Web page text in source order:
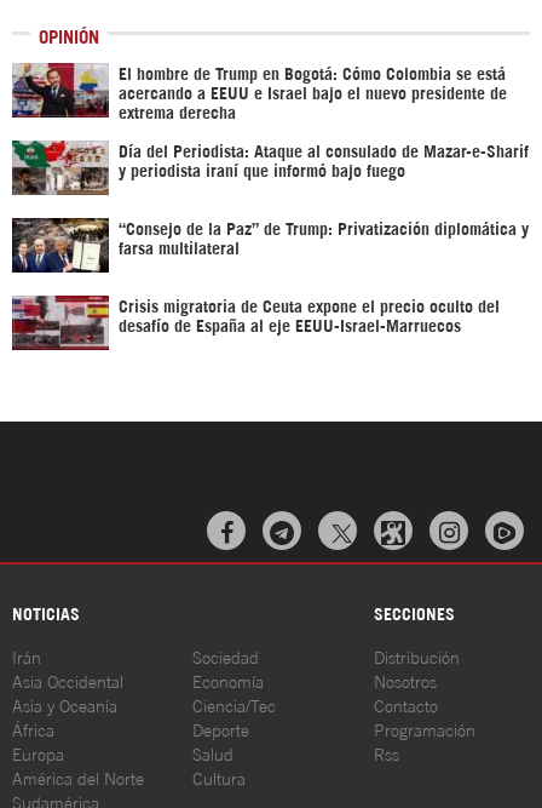
OPINIÓN
El hombre de Trump en Bogotá: Cómo Colombia se está
acercando a EEUU e Israel bajo el nuevo presidente de
extrema derecha
Día del Periodista: Ataque al consulado de Mazar-e-Sharif
y periodista iraní que informó bajo fuego
“Consejo de la Paz” de Trump: Privatización diplomática y
farsa multilateral
Crisis migratoria de Ceuta expone el precio oculto del
desafío de España al eje EEUU-Israel-Marruecos
  
NOTICIAS SECCIONES
Irán
Asia Occidental
Asia y Oceanía
África
Europa
América del Norte
Sudamérica
Sociedad
Economía
Ciencia/Tec
Deporte
Salud
Cultura
Distribución
Nosotros
Contacto
Programación
Rss